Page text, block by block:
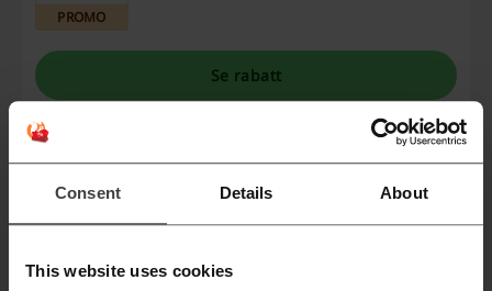
Consent Details About
This website uses cookies
PROMO
Se rabatt
30%
soundbar m.m. Ta en titt på outlet varor och